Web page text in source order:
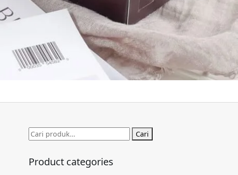
Pencarian
untuk:
Cari
Product categories